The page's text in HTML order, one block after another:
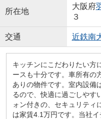
所在地
大阪府
３
交通 近鉄南
キッチンにこだわりたい方
ースも十分です。車所有の
ありの物件です。室内設備
るので、快適に過ごしやす
ォン付きの、セキュリティ
は家賃4.1万円です。当社